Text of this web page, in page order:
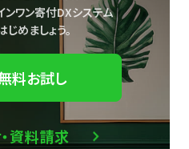
ワン寄付DXシステム
めましょう。
料お試し
資料請求